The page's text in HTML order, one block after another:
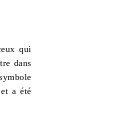
qui
dans
a été